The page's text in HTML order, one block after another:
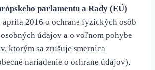
parlamentu a Rady (EÚ)
apríla 2016 o ochrane fyzických osôb
údajov a o voľnom pohybe
ktorým sa zrušuje smernica
nariadenie o ochrane údajov),